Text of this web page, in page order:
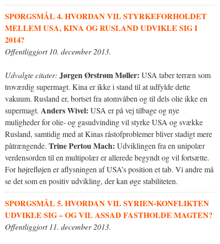
SPØRGSMÅL 4. HVORDAN VIL STYRKEFORHOLDET
MELLEM USA, KINA OG RUSLAND UDVIKLE SIG I
2014?
Offentliggjort 10. december 2013.
Udvalgte citater: Jørgen Ørstrøm Møller: USA taber terræn som
troværdig supermagt. Kina er ikke i stand til at udfylde dette
vakuum. Rusland er, bortset fra atomvåben og til dels olie ikke en
supermagt. Anders Wivel: USA er på vej tilbage og nye
muligheder for olie- og gasudvinding vil styrke USA og svække
Rusland, samtidig med at Kinas råstofproblemer bliver stadigt mere
påtrængende. Trine Pertou Mach: Udviklingen fra en unipolær
verdensorden til en multipolær er allerede begyndt og vil fortsætte.
For højrefløjen er aflysningen af USA’s position et tab. Vi andre må
se det som en positiv udvikling, der kan øge stabiliteten.
SPØRGSMÅL 5. HVORDAN VIL SYRIEN-KONFLIKTEN
UDVIKLE SIG – OG VIL ASSAD FASTHOLDE MAGTEN?
Offentliggjort 11. december 2013.